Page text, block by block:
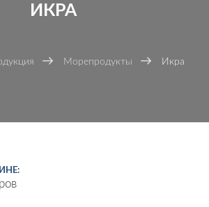
ИКРА
Морепродукты Икра